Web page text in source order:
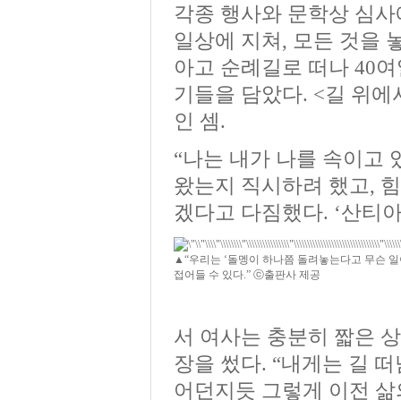
각종 행사와 문학상 심
일상에 지쳐, 모든 것을
아고 순례길로 떠나 40
기들을 담았다. <길 위
인 셈.
“나는 내가 나를 속이고
왔는지 직시하려 했고,
겠다고 다짐했다. ‘산티
▲“우리는 ‘돌멩이 하나쯤 돌려놓는다고 무슨
접어들 수 있다.” ⓒ출판사 제공
서 여사는 충분히 짧은
장을 썼다. “내게는 길
어던지듯 그렇게 이전